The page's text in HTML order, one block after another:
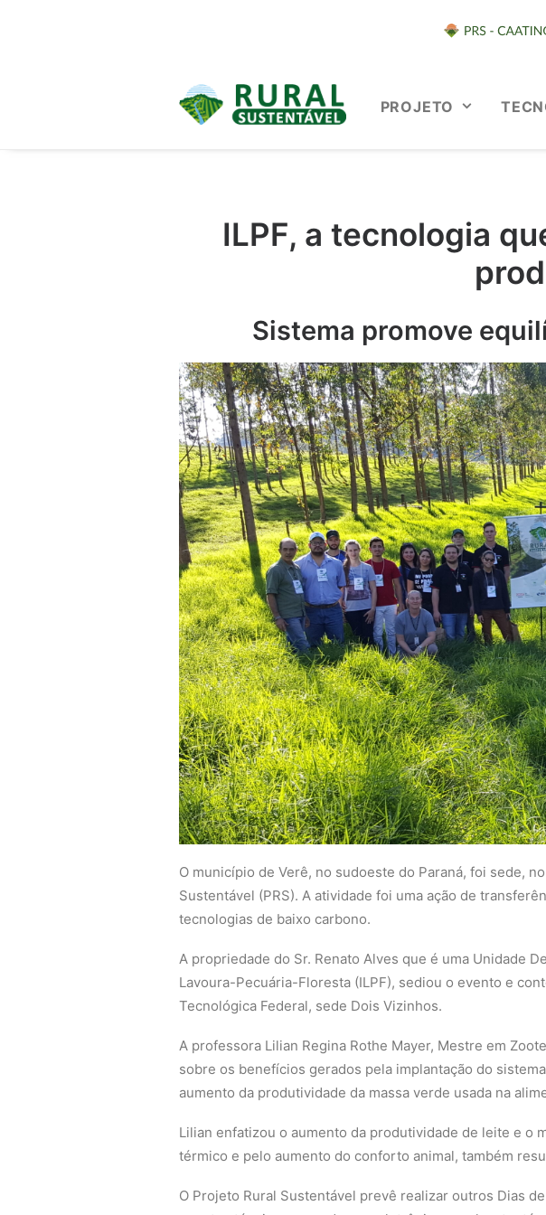
PROJETO
ILPF, a tecnologia
Sistema promove
O município de Verê, no sudoeste do Paraná, foi sede,
Sustentável (PRS). A atividade foi uma ação de
tecnologias de baixo carbono.
A propriedade do Sr. Renato Alves que é uma Unidade
Lavoura-Pecuária-Floresta (ILPF), sediou o evento e
Tecnológica Federal, sede Dois Vizinhos.
A professora Lilian Regina Rothe Mayer, Mestre em
sobre os benefícios gerados pela implantação do
aumento da produtividade da massa verde usada na
Lilian enfatizou o aumento da produtividade de leite e o
térmico e pelo aumento do conforto animal, também
O Projeto Rural Sustentável prevê realizar outros Dias